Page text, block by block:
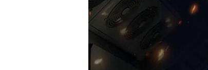
泸州（朱经理）5天前